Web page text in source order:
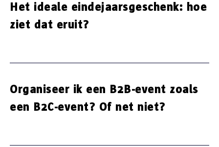
Het ideale eindejaarsgeschenk: hoe
ziet dat eruit?
Organiseer ik een B2B-event zoals
een B2C-event? Of net niet?